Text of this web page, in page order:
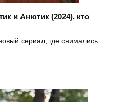
и Анютик (2024), кто
сериал, где снимались